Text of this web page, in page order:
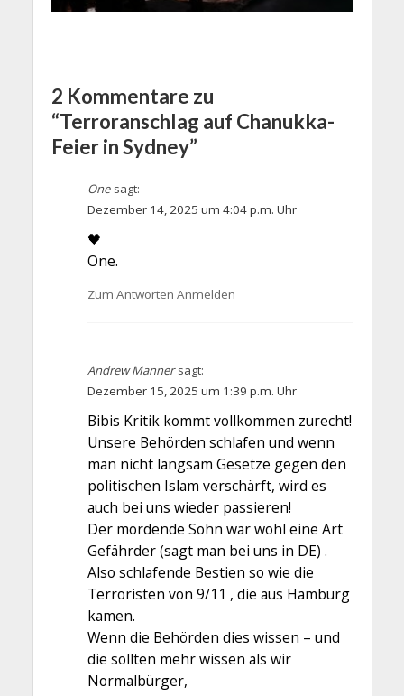
2 Kommentare zu
“Terroranschlag auf Chanukka-
Feier in Sydney”
One sagt:
Dezember 14, 2025 um 4:04 p.m. Uhr
🖤
One.
Zum Antworten Anmelden
Andrew Manner sagt:
Dezember 15, 2025 um 1:39 p.m. Uhr
Bibis Kritik kommt vollkommen zurecht!
Unsere Behörden schlafen und wenn
man nicht langsam Gesetze gegen den
politischen Islam verschärft, wird es
auch bei uns wieder passieren!
Der mordende Sohn war wohl eine Art
Gefährder (sagt man bei uns in DE) .
Also schlafende Bestien so wie die
Terroristen von 9/11 , die aus Hamburg
kamen.
Wenn die Behörden dies wissen – und
die sollten mehr wissen als wir
Normalbürger,